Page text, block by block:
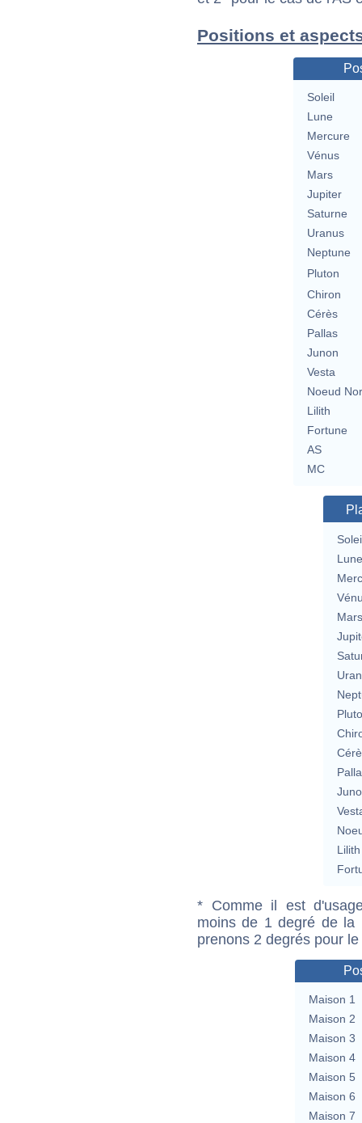
Positions et
Soleil
Lune
Mercure
Vénus
Mars
Jupiter
Saturne
Uranus
Neptune
Pluton
Chiron
Cérès
Pallas
Junon
Vesta
Noeud
Lilith
Fortune
AS
MC
Lune
Mars
Lilith
* Comme il est
moins de 1 degré de la
prenons 2 degrés pour
Maison 1
Maison 2
Maison 3
Maison 4
Maison 5
Maison 6
Maison 7